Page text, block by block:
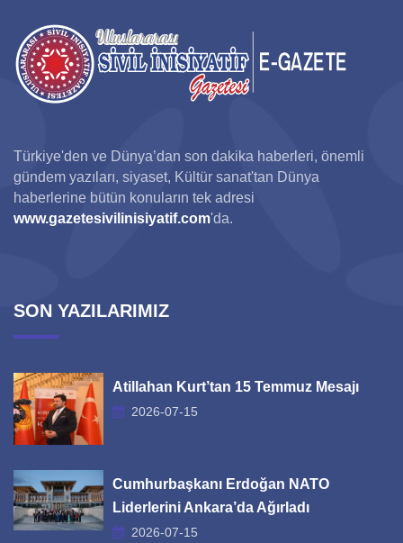
Türkiye'den ve Dünya’dan son dakika haberleri, önemli
gündem yazıları, siyaset, Kültür sanat'tan Dünya
haberlerine bütün konuların tek adresi
www.gazetesivilinisiyatif.com'da.
SON YAZILARIMIZ
Atillahan Kurt’tan 15 Temmuz Mesajı
2026-07-15
Cumhurbaşkanı Erdoğan NATO
Liderlerini Ankara’da Ağırladı
2026-07-15